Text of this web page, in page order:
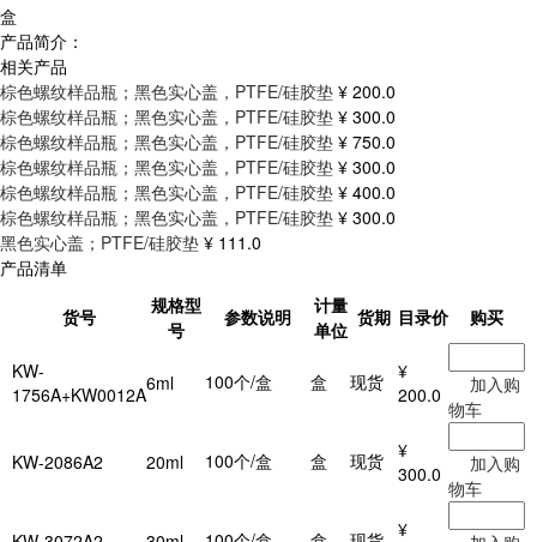
盒
产品简介：
相关产品
棕色螺纹样品瓶；黑色实心盖，PTFE/硅胶垫 ¥ 200.0
棕色螺纹样品瓶；黑色实心盖，PTFE/硅胶垫 ¥ 300.0
棕色螺纹样品瓶；黑色实心盖，PTFE/硅胶垫 ¥ 750.0
棕色螺纹样品瓶；黑色实心盖，PTFE/硅胶垫 ¥ 300.0
棕色螺纹样品瓶；黑色实心盖，PTFE/硅胶垫 ¥ 400.0
棕色螺纹样品瓶；黑色实心盖，PTFE/硅胶垫 ¥ 300.0
黑色实心盖；PTFE/硅胶垫 ¥ 111.0
产品清单
货号
规格型
号
参数说明
计量
单位
货期 目录价 购买
KW-
1756A+KW0012A6ml 100个/盒 盒 现货 ¥
200.0
加入购
物车
KW-2086A2 20ml 100个/盒 盒 现货 ¥
300.0
加入购
物车
¥